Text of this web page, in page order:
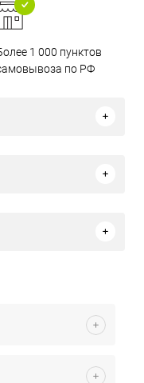
1 000 пунктов
по РФ